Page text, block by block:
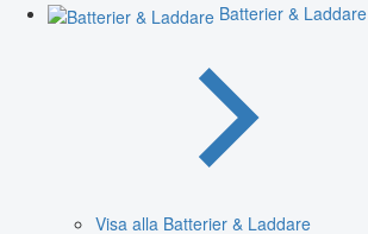
Batterier & Laddare
Visa alla Batterier & Laddare